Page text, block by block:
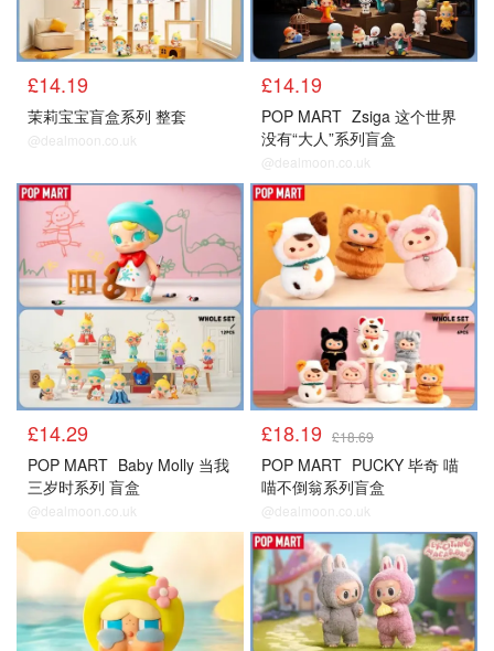
£14.19
茉莉宝宝盲盒系列 整套
@dealmoon.co.uk
£14.19
POP MART Zsiga 这个世界
没有“大人”系列盲盒
@dealmoon.co.uk
£14.29
POP MART Baby Molly 当我
三岁时系列 盲盒
@dealmoon.co.uk
£18.19 £18.69
POP MART PUCKY 毕奇 喵
喵不倒翁系列盲盒
@dealmoon.co.uk